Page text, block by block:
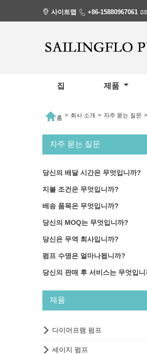
 사이트맵  +86-15880967061 
집 제품
홈 > 회사 소개 > 자주 묻는 질문 >
자주 묻는 질문
당신의 배달 시간은 무엇입니까?
지불 조건은 무엇입니까?
배송 품목은 무엇입니까?
당신의 MOQ는 무엇입니까?
당신은 무역 회사입니까?
펌프 수명은 얼마나됩니까?
당신의 판매 후 서비스는 무엇입니
제품
 다이어프램 펌프
 세이지 펌프